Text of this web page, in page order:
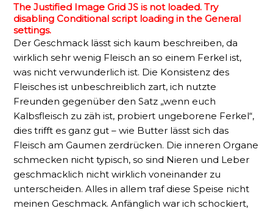
The Justified Image Grid JS is not loaded. Try
disabling Conditional script loading in the General
settings.
Der Geschmack lässt sich kaum beschreiben, da
wirklich sehr wenig Fleisch an so einem Ferkel ist,
was nicht verwunderlich ist. Die Konsistenz des
Fleisches ist unbeschreiblich zart, ich nutzte
Freunden gegenüber den Satz „wenn euch
Kalbsfleisch zu zäh ist, probiert ungeborene Ferkel“,
dies trifft es ganz gut – wie Butter lässt sich das
Fleisch am Gaumen zerdrücken. Die inneren Organe
schmecken nicht typisch, so sind Nieren und Leber
geschmacklich nicht wirklich voneinander zu
unterscheiden. Alles in allem traf diese Speise nicht
meinen Geschmack. Anfänglich war ich schockiert,